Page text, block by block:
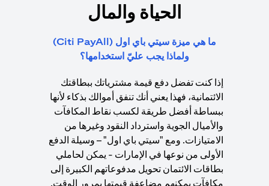
الحياة والمال
ما هي ميزة سيتي باي اول (Citi PayAll)
ولماذا يجب عليّ استخدامها؟
إذا كنت تفضل دفع قيمة مشترياتك ببطاقتك
الائتمانية، فهذا يعني أنك تنفق أموالك بذكاء لأنها
ببساطة أفضل طريقة لكسب نقاط المكافآت
والأميال الجوية واسترداد النقود وغيرها من
الامتيازات. ومع "سيتي باي اول" – وسيلة الدفع
الأولى من نوعها في الإمارات - يمكن لحاملي
بطاقات الائتمان تحويل مدفوعاتهم الكبيرة إلى
مكافآت يمكنهم مضاعفة قيمتها بمرور الوقت.